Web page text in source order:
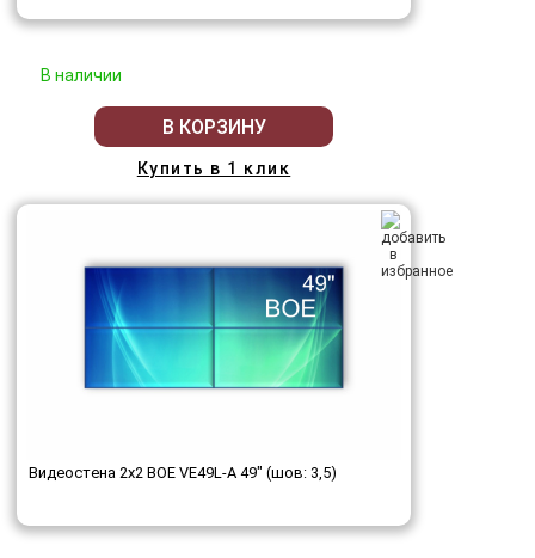
В наличии
В КОРЗИНУ
Купить в 1 клик
Видеостена 2x2 BOE VE49L-A 49" (шов: 3,5)